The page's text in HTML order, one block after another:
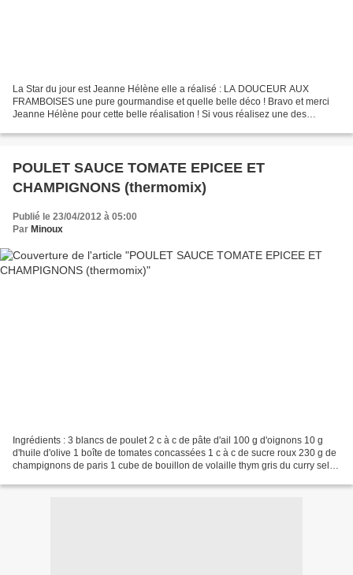
La Star du jour est Jeanne Hélène elle a réalisé : LA DOUCEUR AUX
FRAMBOISES une pure gourmandise et quelle belle déco ! Bravo et merci
Jeanne Hélène pour cette belle réalisation ! Si vous réalisez une des
POULET SAUCE TOMATE EPICEE ET
CHAMPIGNONS (thermomix)
Publié le 23/04/2012 à 05:00
Par Minoux
Ingrédients : 3 blancs de poulet 2 c à c de pâte d'ail 100 g d'oignons 10 g
d'huile d'olive 1 boîte de tomates concassées 1 c à c de sucre roux 230 g de
champignons de paris 1 cube de bouillon de volaille thym gris du curry sel,